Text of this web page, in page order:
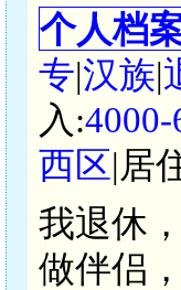
个人档
专|汉族|
入:
西区|居
我退休
做伴侣